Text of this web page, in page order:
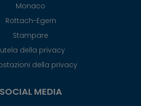
Monaco
Rottach-Egern
Stampare
della privacy
della privacy
SOCIAL MEDIA